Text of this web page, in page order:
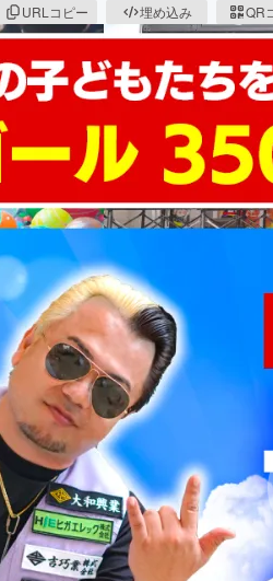
URLコピー 埋め込み QR